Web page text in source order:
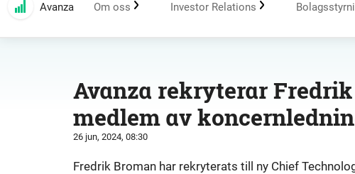
Avanza Om oss
Erbjudande
Investor Relations
Rapporter och presentationer
Avanza rekryterar
medlem av
26 jun, 2024, 08:30
Fredrik Broman har rekryterats till ny Chief